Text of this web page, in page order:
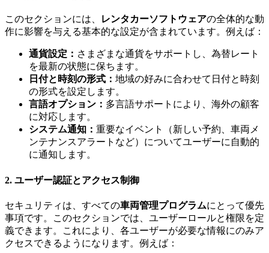
このセクションには、 レンタカーソフトウェアの全体的な動
作に影響を与える基本的な設定が含まれています。例えば：
通貨設定： さまざまな通貨をサポートし、為替レート
を最新の状態に保ちます。
日付と時刻の形式： 地域の好みに合わせて日付と時刻
の形式を設定します。
言語オプション： 多言語サポートにより、海外の顧客
に対応します。
システム通知： 重要なイベント（新しい予約、車両メ
ンテナンスアラートなど）についてユーザーに自動的
に通知します。
2. ユーザー認証とアクセス制御
セキュリティは、すべての車両管理プログラムにとって優先
事項です。このセクションでは、ユーザーロールと権限を定
義できます。これにより、各ユーザーが必要な情報にのみア
クセスできるようになります。例えば：